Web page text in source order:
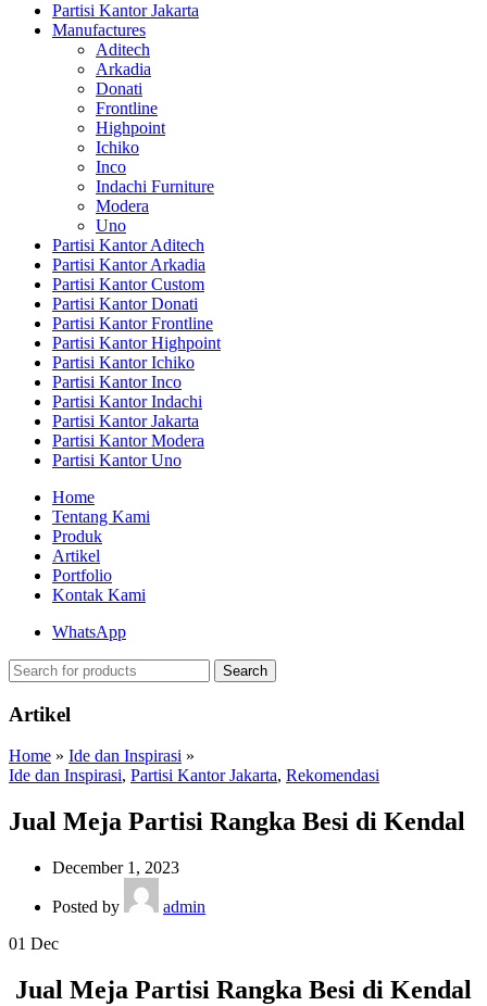
Partisi Kantor Jakarta
Manufactures
Aditech
Arkadia
Donati
Frontline
Highpoint
Ichiko
Inco
Indachi Furniture
Modera
Uno
Partisi Kantor Aditech
Partisi Kantor Arkadia
Partisi Kantor Custom
Partisi Kantor Donati
Partisi Kantor Frontline
Partisi Kantor Highpoint
Partisi Kantor Ichiko
Partisi Kantor Inco
Partisi Kantor Indachi
Partisi Kantor Jakarta
Partisi Kantor Modera
Partisi Kantor Uno
Home
Tentang Kami
Produk
Artikel
Portfolio
Kontak Kami
WhatsApp
Search
Artikel
Home » Ide dan Inspirasi »
Ide dan Inspirasi, Partisi Kantor Jakarta, Rekomendasi
Jual Meja Partisi Rangka Besi di Kendal
December 1, 2023
Posted by
admin
01 Dec
Jual Meja Partisi Rangka Besi di Kendal